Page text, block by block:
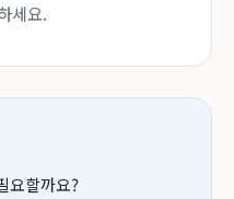
세요.
요할까요?